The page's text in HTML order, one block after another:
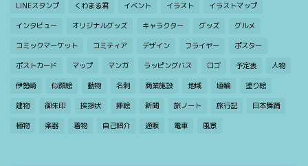
LINEスタンプ くわまる君 イベント イラスト イラストマップ
インタビュー オリジナルグッズ キャラクター グッズ グルメ
コミックマーケット コミティア デザイン フライヤー ポスター
ポストカード マップ マンガ ラッピングバス ロゴ 予定表 人物
伊勢崎 似顔絵 動物 名刺 商業施設 地域 埴輪 塗り絵
建物 御朱印 挨拶状 挿絵 新聞 旅ノート 旅行記 日本舞踊
植物 楽器 着物 自己紹介 通販 電車 風景